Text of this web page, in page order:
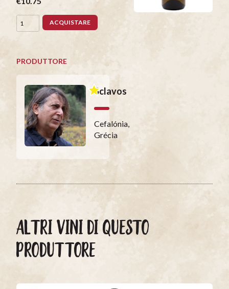
ACQUISTARE
PRODUTTORE
Sclavos
Cefalónia,
Grécia
ALTRI VINI DI QUESTO
PRODUTTORE